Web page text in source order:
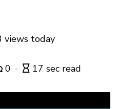
views today
0 17 sec read